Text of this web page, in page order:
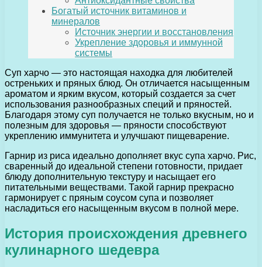
Богатый источник витаминов и
минералов
Источник энергии и восстановления
Укрепление здоровья и иммунной
системы
Суп харчо — это настоящая находка для любителей
остреньких и пряных блюд. Он отличается насыщенным
ароматом и ярким вкусом, который создается за счет
использования разнообразных специй и пряностей.
Благодаря этому суп получается не только вкусным, но и
полезным для здоровья — пряности способствуют
укреплению иммунитета и улучшают пищеварение.
Гарнир из риса идеально дополняет вкус супа харчо. Рис,
сваренный до идеальной степени готовности, придает
блюду дополнительную текстуру и насыщает его
питательными веществами. Такой гарнир прекрасно
гармонирует с пряным соусом супа и позволяет
насладиться его насыщенным вкусом в полной мере.
История происхождения древнего
кулинарного шедевра